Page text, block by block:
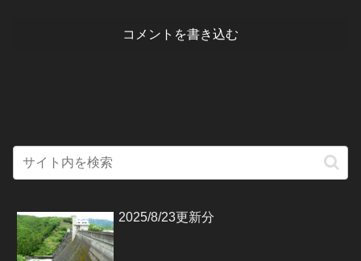
コメントを書き込む
2025/8/23更新分